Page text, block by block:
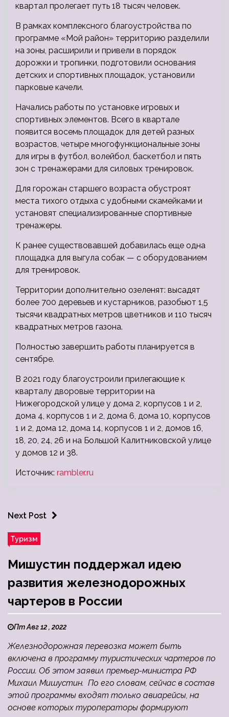
квартал пролегает путь 18 тысяч человек.
В рамках комплексного благоустройства по
программе «Мой район» территорию разделили
на зоны, расширили и привели в порядок
дорожки и тропинки, подготовили основания
детских и спортивных площадок, установили
парковые качели.
Начались работы по установке игровых и
спортивных элементов. Всего в квартале
появится восемь площадок для детей разных
возрастов, четыре многофункциональные зоны
для игры в футбол, волейбол, баскетбол и пять
зон с тренажерами для силовых тренировок.
Для горожан старшего возраста обустроят
места тихого отдыха с удобными скамейками и
установят специализированные спортивные
тренажеры.
К ранее существовавшей добавилась еще одна
площадка для выгула собак — с оборудованием
для тренировок.
Территории дополнительно озеленят: высадят
более 700 деревьев и кустарников, разобьют 1,5
тысячи квадратных метров цветников и 110 тысяч
квадратных метров газона.
Полностью завершить работы планируется в
сентябре.
В 2021 году благоустроили прилегающие к
кварталу дворовые территории на
Нижегородской улице у дома 2, корпусов 1 и 2,
дома 4, корпусов 1 и 2, дома 6, дома 10, корпусов
1 и 2, дома 12, дома 14, корпусов 1 и 2, домов 16,
18, 20, 24, 26 и на Большой Калитниковской улице
у домов 12 и 38.
Источник: rambler.ru
Next Post
Туризм
Мишустин поддержал идею
развития железнодорожных
чартеров в России
Пт Авг 12 , 2022
Железнодорожная перевозка может быть
включена в программу туристических чартеров по
России. Об этом заявил премьер-министра РФ
Михаил Мишустин. По его словам, сейчас в состав
этой программы входят только авиарейсы, на
основе которых туроператоры формируют